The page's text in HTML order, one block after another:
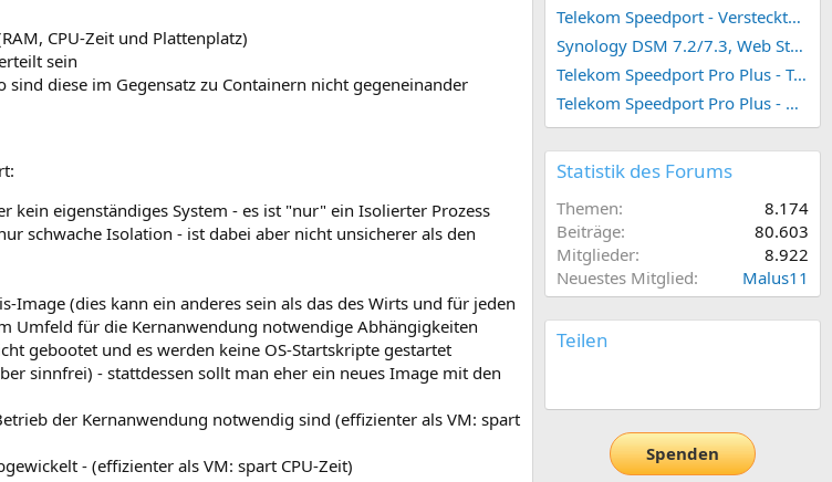
CPU-Zeit und Plattenplatz)
sein
diese im Gegensatz zu Containern nicht gegeneinander
eigenständiges System - es ist "nur" ein Isolierter Prozess
schwache Isolation - ist dabei aber nicht unsicherer als den
Image (dies kann ein anderes sein als das des Wirts und für jeden
Umfeld für die Kernanwendung notwendige Abhängigkeiten
gebootet und es werden keine OS-Startskripte gestartet
sinnfrei) - stattdessen sollt man eher ein neues Image mit den
der Kernanwendung notwendig sind (effizienter als VM: spart
- (effizienter als VM: spart CPU-Zeit)
Telekom Speedport - Versteckte Konfigurationen
Synology DSM 7.2/7.3, Web Station 4, Webdienst und Webportal erstellen (ehemals vHost)
Telekom Speedport Pro Plus - Telefonie einrichten
Telekom Speedport Pro Plus - Netzwerk einrichten
Statistik des Forums
Themen
8.174
Beiträge
80.603
Mitglieder
8.922
Neuestes Mitglied
Malus11
Teilen
Spenden